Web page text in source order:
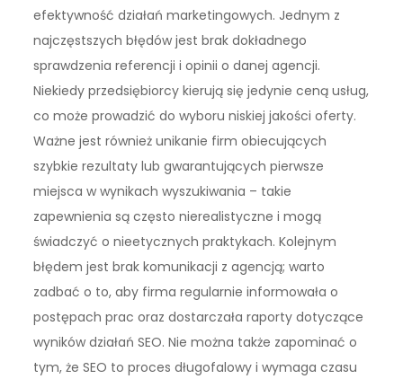
efektywność działań marketingowych. Jednym z
najczęstszych błędów jest brak dokładnego
sprawdzenia referencji i opinii o danej agencji.
Niekiedy przedsiębiorcy kierują się jedynie ceną usług,
co może prowadzić do wyboru niskiej jakości oferty.
Ważne jest również unikanie firm obiecujących
szybkie rezultaty lub gwarantujących pierwsze
miejsca w wynikach wyszukiwania – takie
zapewnienia są często nierealistyczne i mogą
świadczyć o nieetycznych praktykach. Kolejnym
błędem jest brak komunikacji z agencją; warto
zadbać o to, aby firma regularnie informowała o
postępach prac oraz dostarczała raporty dotyczące
wyników działań SEO. Nie można także zapominać o
tym, że SEO to proces długofalowy i wymaga czasu